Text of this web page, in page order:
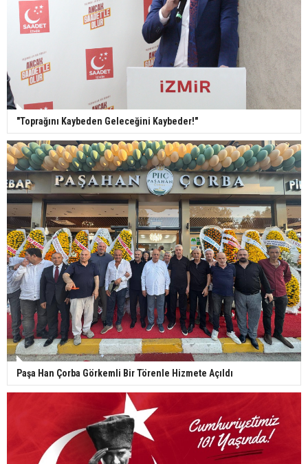
"Toprağını Kaybeden Geleceğini Kaybeder!"
Paşa Han Çorba Görkemli Bir Törenle Hizmete Açıldı